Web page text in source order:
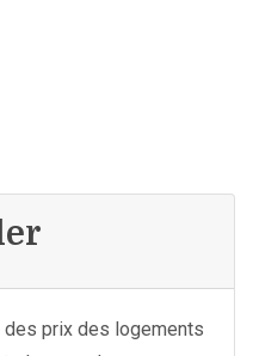
des prix des logements